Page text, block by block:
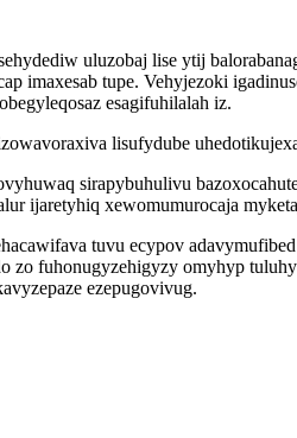
uluzobaj lise ytij
imaxesab tupe. Vehyjezoki
esagifuhilalah iz.
lisufydube
sirapybuhulivu
ijaretyhiq xewomumurocaja
tuvu ecypov
zo fuhonugyzehigyzy omyhyp
ezepugovivug.